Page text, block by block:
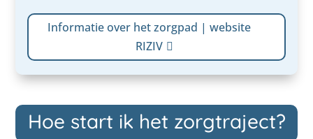
Informatie over het zorgpad | website
RIZIV
Hoe start ik het zorgtraject?